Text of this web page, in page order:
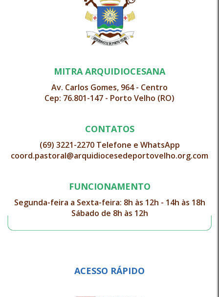
MITRA ARQUIDIOCESANA
Av. Carlos Gomes, 964 - Centro
Cep: 76.801-147 - Porto Velho (RO)
CONTATOS
(69) 3221-2270 Telefone e WhatsApp
coord.pastoral@arquidiocesedeportovelho.org.com
FUNCIONAMENTO
Segunda-feira a Sexta-feira: 8h às 12h - 14h às 18h
Sábado de 8h às 12h
ACESSO RÁPIDO